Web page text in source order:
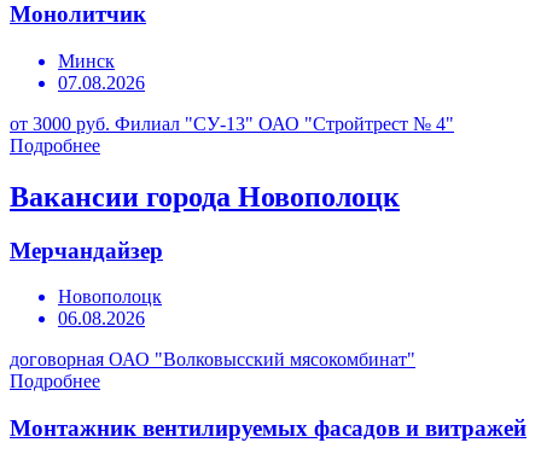
Монолитчик
Минск
07.08.2026
от 3000 руб. Филиал "СУ-13" ОАО "Стройтрест № 4"
Подробнее
Вакансии города Новополоцк
Мерчандайзер
Новополоцк
06.08.2026
договорная ОАО "Волковысский мясокомбинат"
Подробнее
Монтажник вентилируемых фасадов и витражей